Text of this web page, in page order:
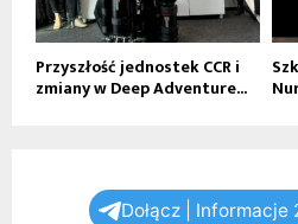
Przyszłość jednostek CCR i
zmiany w Deep Adventure...
Dołącz | Informacje